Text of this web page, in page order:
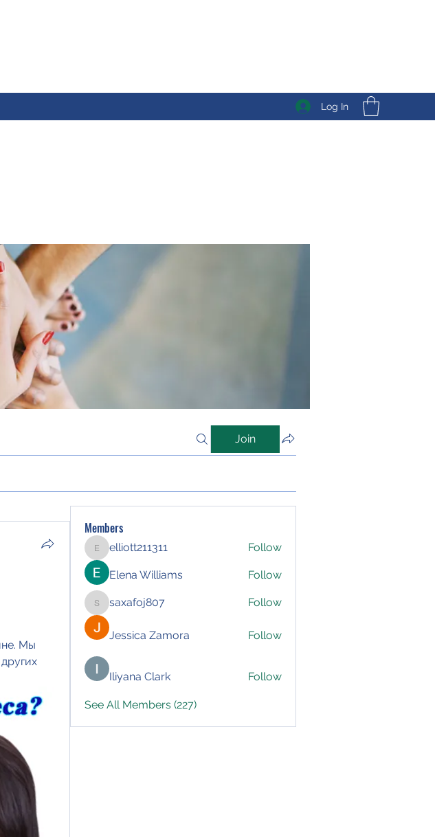
Log In
Join
Мы
Members
elliott211311
elliott211311 Follow
Elena Williams Follow
saxafoj807
saxafoj807 Follow
Jessica Zamora Follow
Iliyana Clark Follow
See All Members (227)